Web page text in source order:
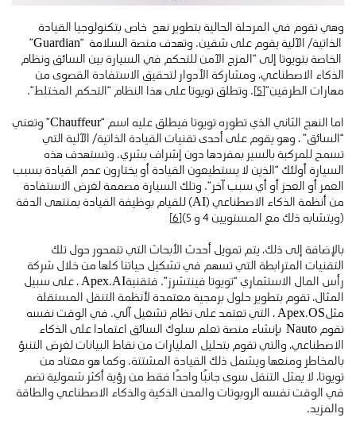
وهي تقوم في المرحلة الحالية بتطوير نهج خاص بتكنولوجيا القيادة
الذاتية/ الآلية يقوم على شقين. وتهدف منصة السلامة “Guardian”
الخاصة بتويوتا إلى “المزج الآمن للتحكم في السيارة بين السائق ونظام
الذكاء الاصطناعي، ومشاركة الأدوار لتحقيق الاستفادة القصوى من
مهارات الطرفين”[5] . وتطلق تويوتا على هذا النظام “التحكم المختلط”.
اما النهج الثاني الذي تطوره تويوتا فيطلق عليه اسم “Chauffeur” وتعني
“السائق” ، وهو يقوم على أحدى تقنيات القيادة الذاتية/ الآلية التي
تسمح للمركبة بالسير بمفردها دون إشراف بشري. وتستهدف هذه
السيارة أولئك “الذين لا يستطيعون القيادة أو يختارون عدم القيادة بسبب
العمر أو العجز أو أي سبب آخر”. وتلك السيارة مصممة لغرض الاستفادة
من أنظمة الذكاء الاصطناعي (AI) للقيام بوظيفة القيادة بمنتهى الدقة
(ويتشابه ذلك مع المستويين 4 و 5)
[6]
بالإضافة إلى ذلك، يتم تمويل أحدث الأبحاث التي تتمحور حول تلك
التقنيات المترابطة التي تسهم في تشكيل حياتنا كلها من خلال شركة
رأس المال الاستثماري “تويوتا فينتشرز”. فتقنيةApex.AI ، على سبيل
المثال، تقوم بتطوير حلول برمجية معتمدة لأنظمة التنقل المستقلة
مثلApex.OS ، التي تعتمد على نظام تشغيل آلي. في الوقت نفسه
تقوم Nauto بإنشاء منصة تعلم سلوك السائق اعتمادا على الذكاء
الاصطناعي، والتي تقوم بتحليل المليارات من نقاط البيانات لغرض التنبؤ
بالمخاطر ومنعها ويشمل ذلك القيادة المشتتة. وكما هو معتاد من
تويوتا، لا يمثل التنقل سوى جانبًا واحدًا فقط من رؤية أكثر شمولية تضم
في الوقت نفسه الروبوتات والمدن الذكية والذكاء الاصطناعي والطاقة
والمزيد.